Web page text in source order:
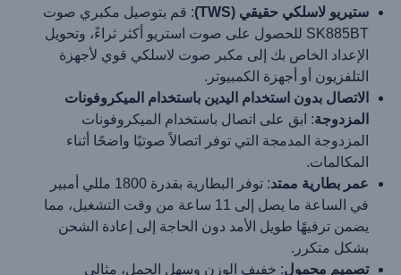
ستيريو لاسلكي حقيقي (TWS)
: قم بتوصيل مكبري صوت
SK885BT للحصول على صوت استريو أكثر ثراءً، وتحويل
الإعداد الخاص بك إلى مكبر صوت لاسلكي قوي لأجهزة
التلفزيون أو أجهزة الكمبيوتر.
الاتصال بدون استخدام اليدين باستخدام الميكروفونات
المزدوجة: ابق على اتصال باستخدام الميكروفونات
المزدوجة المدمجة التي توفر اتصالاً صوتيًا واضحًا أثناء
المكالمات.
عمر بطارية ممتد
: توفر البطارية بقدرة 1800 مللي أمبير
في الساعة ما يصل إلى 11 ساعة من وقت التشغيل، مما
يضمن ترفيهًا طويل الأمد دون الحاجة إلى إعادة الشحن
بشكل متكرر.
تصميم محمول: خفيف الوزن وسهل الحمل، مثالي